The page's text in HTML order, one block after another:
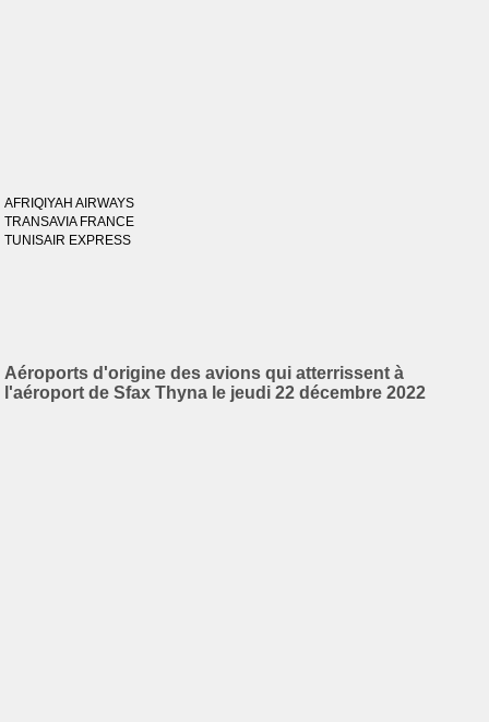
AFRIQIYAH AIRWAYS
TRANSAVIA FRANCE
TUNISAIR EXPRESS
Aéroports d'origine des avions qui atterrissent à
l'aéroport de Sfax Thyna le jeudi 22 décembre 2022